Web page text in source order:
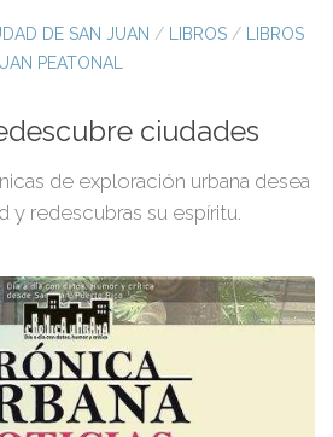
DE SAN JUAN / LIBROS / LIBROS
PEATONAL
ciudades
de exploración urbana desea
y redescubras su espíritu.